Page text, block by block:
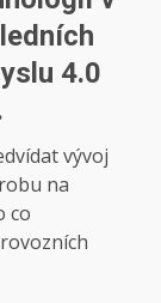
4.0
vývoj
na
co